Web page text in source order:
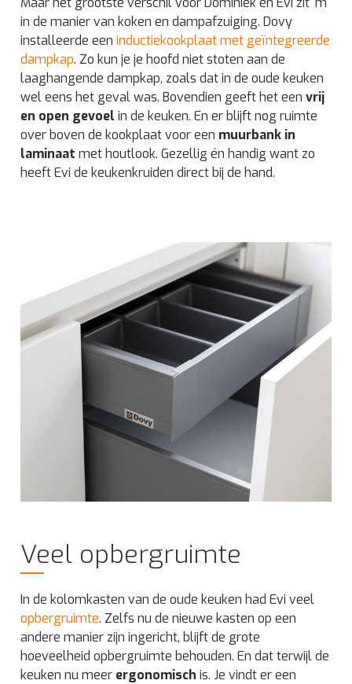
in de manier van koken en dampafzuiging. Dovy
installeerde eeninductiekookplaat met geïntegreerde
dampkap. Zo kun je je hoofd niet stoten aan de
laaghangende dampkap, zoals dat in de oude keuken
wel eens het geval was. Bovendien geeft het eenvrij
en open gevoel in de keuken. En er blijft nog ruimte
over boven de kookplaat voor een muurbank in
laminaat met houtlook. Gezellig én handig want zo
heeft Evi de keukenkruiden direct bij de hand.
Veel opbergruimte
In de kolomkasten van de oude keuken had Evi veel
opbergruimte. Zelfs nu de nieuwe kasten op een
andere manier zijn ingericht, blijft de grote
hoeveelheid opbergruimte behouden. En dat terwijl de
keuken nu meer ergonomisch is. Je vindt er een